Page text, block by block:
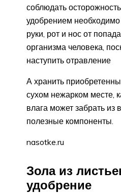
соблюдать
удобрением
руки, рот и нос от
организма человека,
наступить отравление
А хранить
сухом нежарком месте,
влага может забрать из
полезные компоненты.
nasotke.ru
Зола из
удобрение